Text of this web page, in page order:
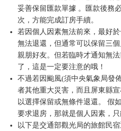
妥善保留匯款單據 。匯款後務
次，方能完成訂房手續。
若因個人因素無法前來，最好
無法退還，但通常可以保留三
親朋好友。但若臨時才通知無
了，這是一定要注意的哦！
不過若因颱風(須中央氣象局發
者其他重大災害，而且屏東縣
以選擇保留或無條件退還。 假
要求退房，那就是個人因素，只
以下是交通部觀光局的旅館民宿